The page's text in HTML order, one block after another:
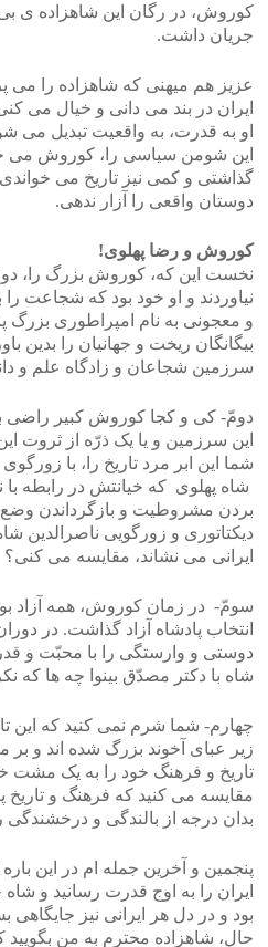
کوروش، در رگان این شاهزاده ی بی
جریان داشت.
عزیز هم میهنی که شاهزاده را می
ایران در بند می دانی و خیال می
او به قدرت، به واقعیت تبدیل می
این شومن سیاسی را، کوروش
گذاشتی و کمی نیز تاریخ می خواندی
دوستان واقعی را آزار ندهی.
کوروش و رضا پهلوی!
نخست این که، کوروش بزرگ را،
نیاوردند و او خود بود که شجاعت
و معجونی به نام امپراطوری بزرگ
بیگانگان ریخت و جهانیان را بدین
سرزمین شجاعان و زادگاه علم و
دومّ- کی و کجا کوروش کبیر راضی
این سرزمین و یا یک ذرّه از ثروت
شما این ابر مرد تاریخ را، با
شاه پهلوی که خیانتش در رابطه
بردن مشروطیت و بازگرداندن وضع
دیکتاتوری و زورگویی ناصرالدین
ایرانی می نشاند، مقایسه می کنی؟
سومّ- در زمان کوروش، همه آزاد
انتخاب پادشاه آزاد گذاشت. در
دوستی و وارستگی را با محبّت و
شاه با دکتر مصدّق بینوا چه ها که
چهارم- شما شرم نمی کنید که این
زیر عبای آخوند بزرگ شده اند و بر
تاریخ و فرهنگ خود را به یک مشت
مقایسه می کنید که فرهنگ و تاریخ
بدان درجه از بالندگی و درخشندگی
پنجمین و آخرین جمله ام در این
ایران را به اوج قدرت رسانید و
بود و در دل هر ایرانی نیز
حال، شاهزاده محترم به من